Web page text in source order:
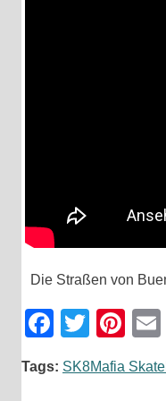
Die Straßen von
Tags: SK8Mafia